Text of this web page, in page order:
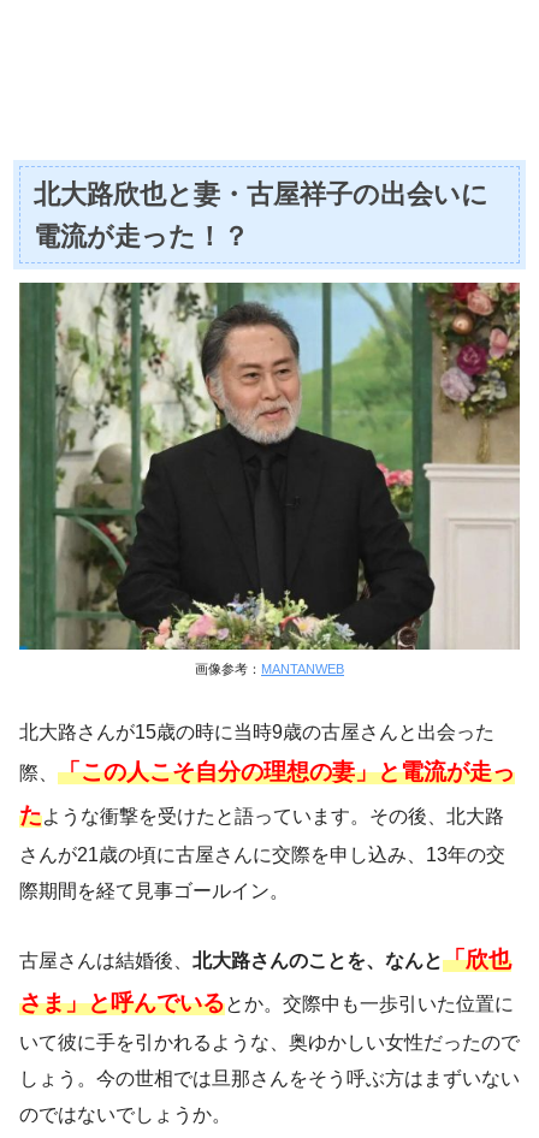
北大路欣也と妻・古屋祥子の出会いに
電流が走った！？
画像参考： MANTANWEB
北大路さんが15歳の時に当時9歳の古屋さんと出会った
際、 「この人こそ自分の理想の妻」と電流が走っ
たような衝撃を受けたと語っています。その後、北大路
さんが21歳の頃に古屋さんに交際を申し込み、13年の交
際期間を経て見事ゴールイン。
古屋さんは結婚後、 北大路さんのことを、なんと「欣也
さま」と呼んでいるとか。交際中も一歩引いた位置に
いて彼に手を引かれるような、奥ゆかしい女性だったので
しょう。今の世相では旦那さんをそう呼ぶ方はまずいない
のではないでしょうか。